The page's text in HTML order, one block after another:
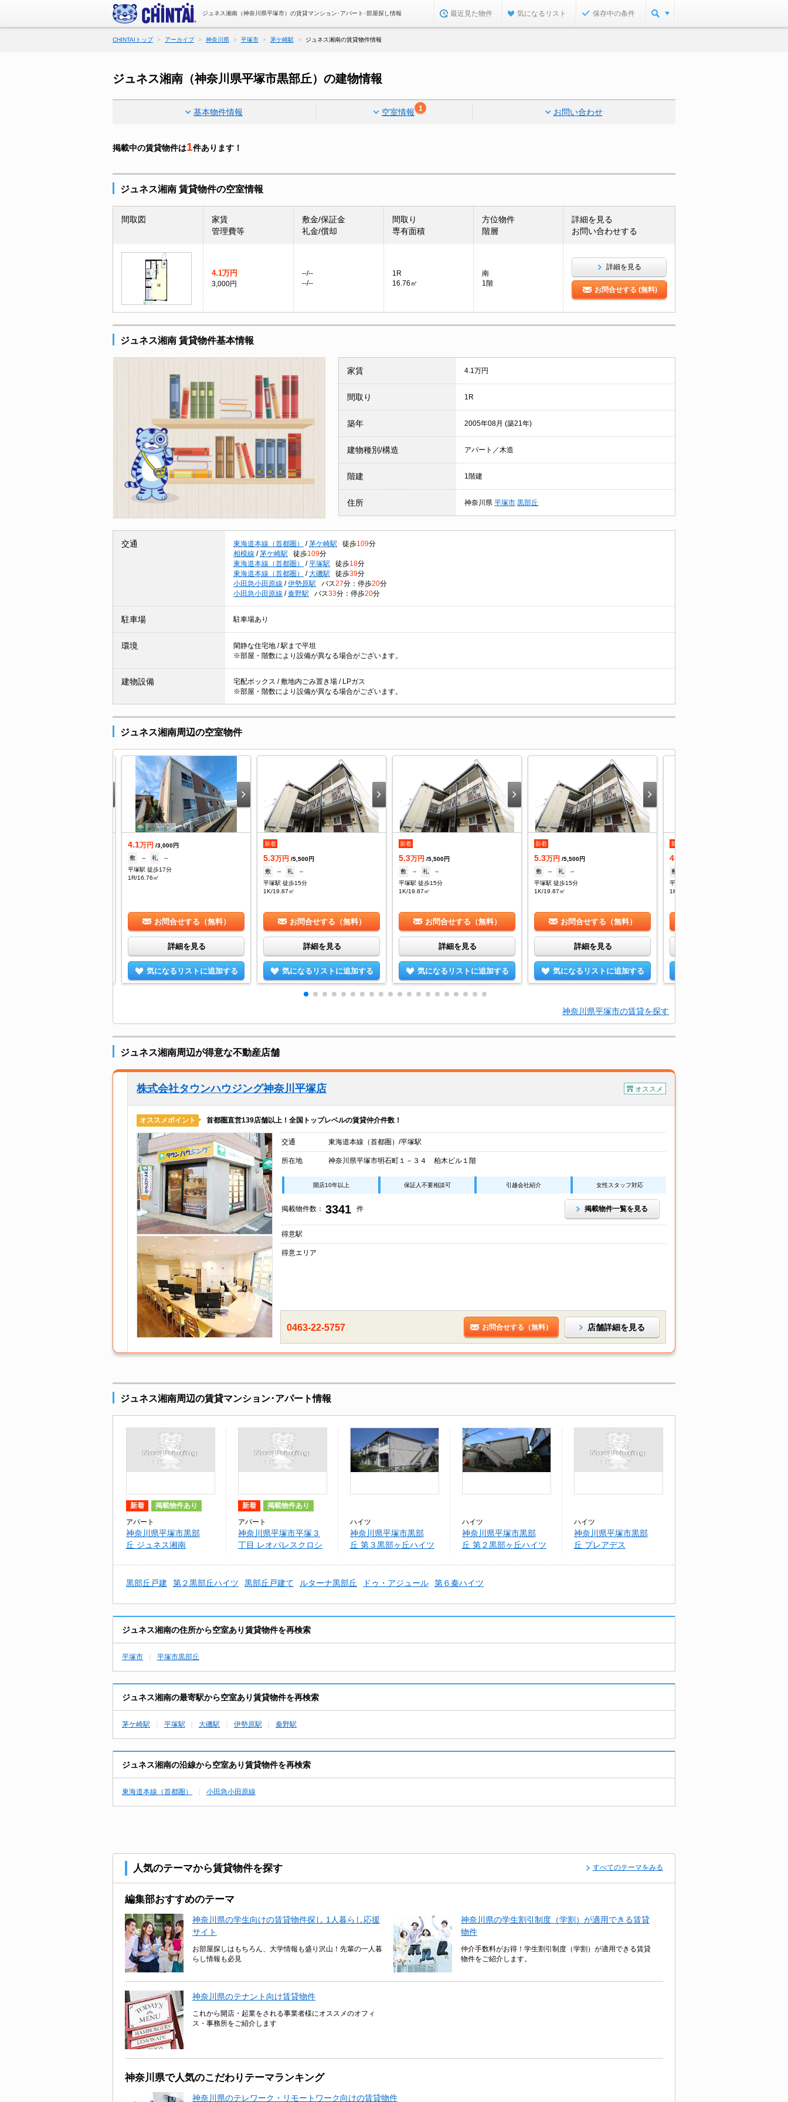
ジュネス湘南（神奈川県平塚市）の賃貸マンション･アパート･部屋探し情報 最近見た物件 気になるリスト 保存中の条件
CHINTAIトップ アーカイブ 神奈川県 平塚市 茅ケ崎駅 ジュネス湘南の賃貸物件情報
ジュネス湘南（神奈川県平塚市黒部丘）の建物情報
基本物件情報 空室情報 1 お問い合わせ
掲載中の賃貸物件は1件あります！
ジュネス湘南 賃貸物件の空室情報
間取図
家賃
管理費等
敷金/保証金
礼金/償却
間取り
専有面積
方位物件
階層
詳細を見る
お問い合わせする
4.1万円
3,000円
--/--
--/--
1R
16.76㎡
南
1階
詳細を見る
お問合せする (無料)
ジュネス湘南 賃貸物件基本情報
家賃 4.1万円
間取り 1R
築年 2005年08月 (築21年)
建物種別/構造 アパート／木造
階建 1階建
住所 神奈川県 平塚市 黒部丘
交通 東海道本線（首都圏） / 茅ケ崎駅 徒歩109分
相模線 / 茅ケ崎駅 徒歩109分
東海道本線（首都圏）
/ 平塚駅 徒歩18分
東海道本線（首都圏）
/ 大磯駅 徒歩39分
小田急小田原線 / 伊勢原駅 バス27分：停歩20分
小田急小田原線 / 秦野駅 バス33分：停歩20分
駐車場 駐車場あり
環境
閑静な住宅地 / 駅まで平坦
※部屋・階数により設備が異なる場合がございます。
建物設備
宅配ボックス / 敷地内ごみ置き場 / LPガス
※部屋・階数により設備が異なる場合がございます。
ジュネス湘南周辺の空室物件
4.1万円 /3,000円
敷
-- 礼
--
平塚駅 徒歩17分
1R/16.76㎡
お問合せする（無料）
詳細を見る
気になるリストに追加する
新着
5.3万円 /5,500円
敷
-- 礼
--
平塚駅 徒歩15分
1K/19.87㎡
お問合せする（無料）
詳細を見る
気になるリストに追加する
新着
5.3万円 /5,500円
敷
-- 礼
--
平塚駅 徒歩15分
1K/19.87㎡
お問合せする（無料）
詳細を見る
気になるリストに追加する
新着
5.3万円 /5,500円
敷
-- 礼
--
平塚駅 徒歩15分
1K/19.87㎡
お問合せする（無料）
詳細を見る
気になるリストに追加する
新着
4.2
敷
平塚駅 徒歩21分
1K/19.52㎡
神奈川県平塚市の賃貸を探す
ジュネス湘南周辺が得意な不動産店舗
株式会社タウンハウジング神奈川平塚店 オススメ
オススメポイント 首都圏直営139店舗以上！全国トップレベルの賃貸仲介件数！
交通 東海道本線（首都圏）/平塚駅
所在地 神奈川県平塚市明石町１－３４ 柏木ビル１階
開店10年以上 保証人不要相談可 引越会社紹介 女性スタッフ対応
掲載物件数： 3341 件 掲載物件一覧を見る
得意駅
得意エリア
0463-22-5757 お問合せする（無料） 店舗詳細を見る
ジュネス湘南周辺の賃貸マンション･アパート情報
新着 掲載物件あり
アパート
神奈川県平塚市黒部
丘 ジュネス湘南
新着 掲載物件あり
アパート
神奈川県平塚市平塚３
丁目 レオパレスクロシ
ハイツ
神奈川県平塚市黒部
丘 第３黒部ヶ丘ハイツ
ハイツ
神奈川県平塚市黒部
丘 第２黒部ヶ丘ハイツ
ハイツ
神奈川県平塚市黒部
丘 プレアデス
黒部丘戸建 第２黒部丘ハイツ 黒部丘戸建て ルターナ黒部丘 ドゥ・アジュール 第６秦ハイツ
ジュネス湘南の住所から空室あり賃貸物件を再検索
平塚市 平塚市黒部丘
ジュネス湘南の最寄駅から空室あり賃貸物件を再検索
茅ケ崎駅 平塚駅 大磯駅 伊勢原駅 秦野駅
ジュネス湘南の沿線から空室あり賃貸物件を再検索
東海道本線（首都圏） 小田急小田原線
人気のテーマから賃貸物件を探す すべてのテーマをみる
編集部おすすめのテーマ
神奈川県の学生向けの賃貸物件探し 1人暮らし応援
サイト
お部屋探しはもちろん、大学情報も盛り沢山！先輩の一人暮
らし情報も必見
神奈川県の学生割引制度（学割）が適用できる賃貸
物件
仲介手数料がお得！学生割引制度（学割）が適用できる賃貸
物件をご紹介します。
神奈川県のテナント向け賃貸物件
これから開店・起業をされる事業者様にオススメのオフィ
ス・事務所をご紹介します
神奈川県で人気のこだわりテーマランキング
神奈川県のテレワーク・リモートワーク向けの賃貸物件